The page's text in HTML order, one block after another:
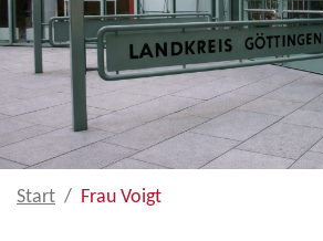
Start Frau Voigt